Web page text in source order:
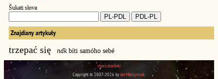
Šukati słova
Znajdiany artykuły
trzepać się ndkbíti samóho sebé
vhoru storônki
Copyright © 2007-2026 byJan Maksymiuk